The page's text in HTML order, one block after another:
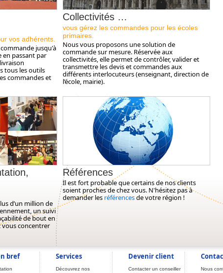
vos adhérents.
jusqu'à
en passant par
tous les outils
commandes et
Collectivités …
vous gérez les commandes pour les écoles
primaires.
Nous vous proposons une solution de
commande sur mesure. Réservée aux
collectivités, elle permet de contrôler, valider et
transmettre les devis et commandes aux
différents interlocuteurs (enseignant, direction de
l’école, mairie).
d’un million de
un suivi
de bout en
vous concentrer
Références
Il est fort probable que certains de nos clients
soient proches de chez vous. N'hésitez pas à
demander les référencesde votre région !
bref Services
Découvrez nos
Devenir client
Contacter un conseiller Nous